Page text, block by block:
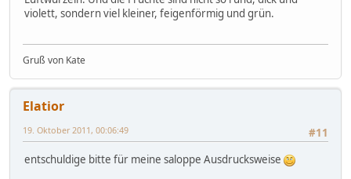
violett, sondern viel kleiner, feigenförmig und grün.
Gruß von Kate
Elatior
#11
19. Oktober 2011, 00:06:49
entschuldige bitte für meine saloppe Ausdrucksweise